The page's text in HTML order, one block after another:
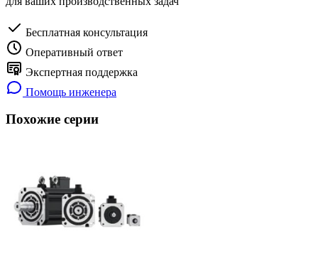
Бесплатная консультация
Оперативный ответ
Экспертная поддержка
Помощь инженера
Похожие серии